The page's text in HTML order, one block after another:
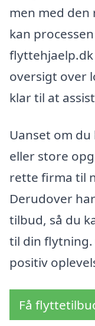
men med
kan
oversigt over
klar til at
Uanset om
eller store
rette firma til
Derudover
tilbud, så du
til din
positiv
Få